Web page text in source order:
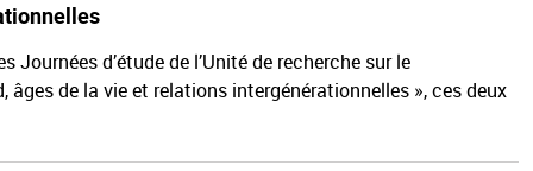
d’étude de l’Unité de recherche sur le
de la vie et relations intergénérationnelles », ces deux